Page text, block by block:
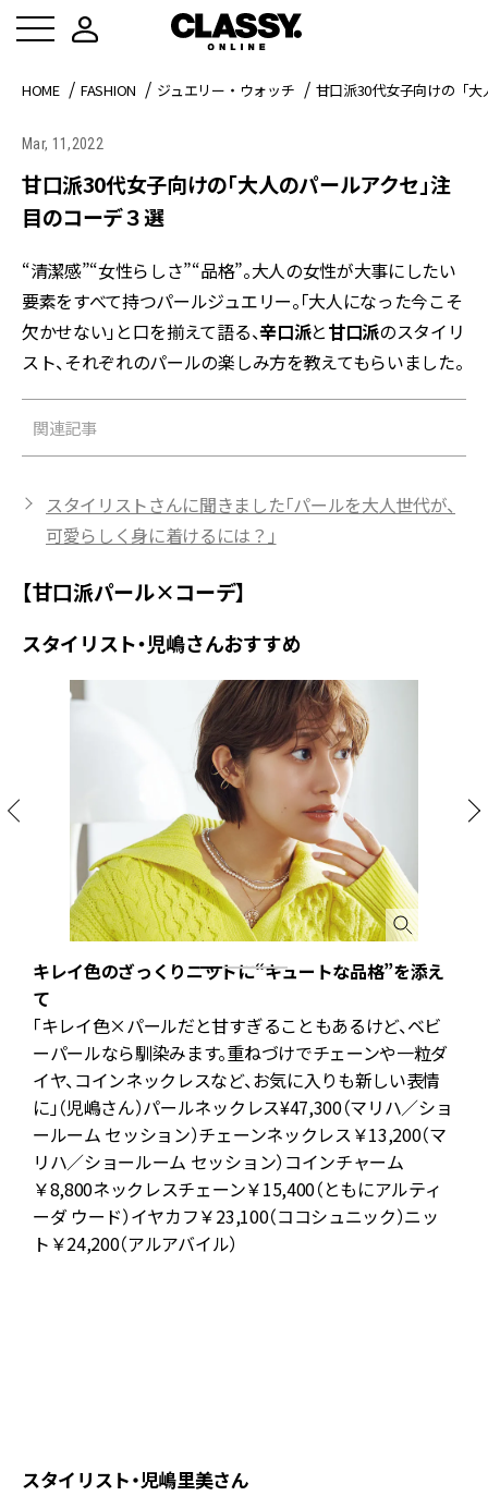
HOME FASHION ジュエリー・ウォッチ 甘口派30代女子向けの「
Mar, 11,2022
甘口派30代女子向けの「大人のパールアクセ」注
目のコーデ３選
“清潔感”“女性らしさ”“品格”。大人の女性が大事にしたい
要素をすべて持つパールジュエリー。「大人になった今こそ
欠かせない」と口を揃えて語る、辛口派と甘口派のスタイリ
スト、それぞれのパールの楽しみ方を教えてもらいました。
関連記事
スタイリストさんに聞きました「パールを大人世代が、
可愛らしく身に着けるには？」
【甘口派パール×コーデ】
スタイリスト・児嶋さんおすすめ
キレイ色のざっくりニットに“キュートな品格”を添え
て
「キレイ色×パールだと甘すぎることもあるけど、ベビ
ーパールなら馴染みます。重ねづけでチェーンや一粒ダ
イヤ、コインネックレスなど、お気に入りも新しい表情
に」（児嶋さん）パールネックレス¥47,300（マリハ／ショ
ールーム セッション）チェーンネックレス￥13,200（マ
リハ／ショールーム セッション）コインチャーム
￥8,800ネックレスチェーン￥15,400（ともにアルティ
ーダ ウード）イヤカフ￥23,100（ココシュニック）ニッ
ト￥24,200（アルアバイル）
スタイリスト・児嶋里美さん